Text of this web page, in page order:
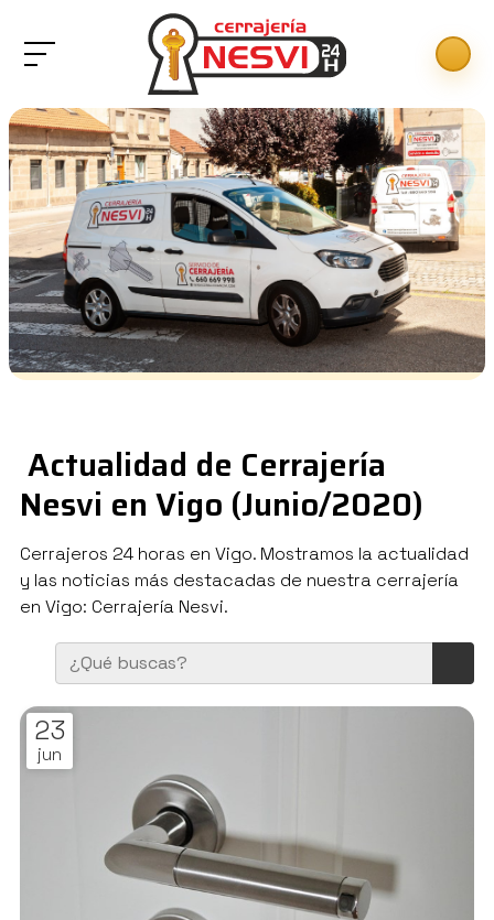
Actualidad de Cerrajería
Nesvi en Vigo (Junio/2020)
Cerrajeros 24 horas en Vigo. Mostramos la actualidad
y las noticias más destacadas de nuestra cerrajería
en Vigo: Cerrajería Nesvi.
23
jun